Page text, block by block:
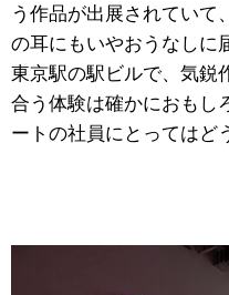
う作品が出展されていて
の耳にもいやおうなしに
東京駅の駅ビルで、気鋭
合う体験は確かにおもし
ートの社員にとってはど